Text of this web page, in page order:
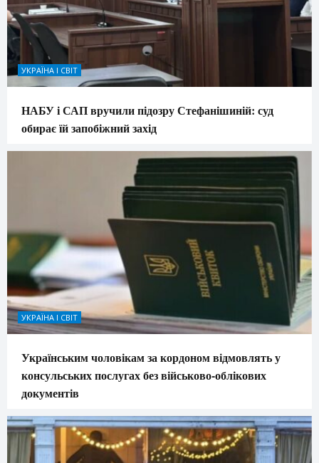
УКРАЇНА І СВІТ
НАБУ і САП вручили підозру Стефанішиній: суд
обирає їй запобіжний захід
УКРАЇНА І СВІТ
Українським чоловікам за кордоном відмовлять у
консульських послугах без військово-облікових
документів